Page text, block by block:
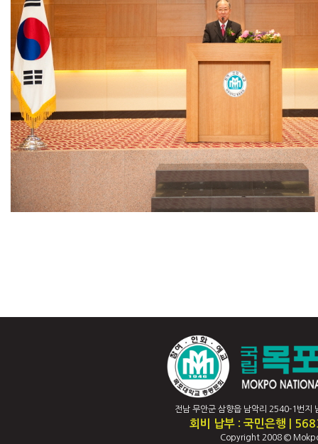
전남 무안군 삼향읍 남악리 2540-1번
회비 납부 : 국민은행 |
Copyright 2008 ©